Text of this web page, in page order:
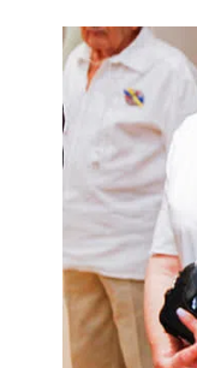
ПОЛІЦІЯ
ЛЮДМИЛУ